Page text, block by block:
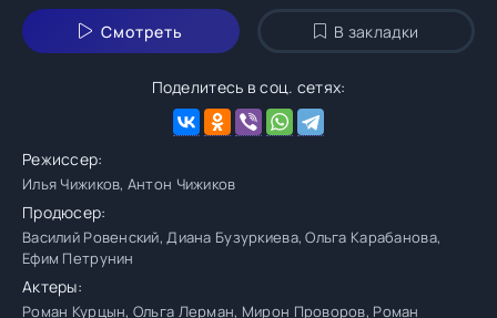
Смотреть В закладки
Поделитесь в соц. сетях:
Режиссер:
Илья Чижиков, Антон Чижиков
Продюсер:
Василий Ровенский, Диана Бузуркиева, Ольга Карабанова,
Ефим Петрунин
Актеры:
Роман Курцын, Ольга Лерман, Мирон Проворов, Роман